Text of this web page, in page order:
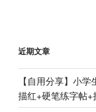
近期文章
【自用分享】小
描红+硬笔练字帖+